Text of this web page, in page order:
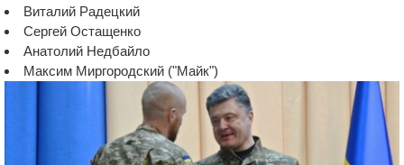
Виталий Радецкий
Сергей Остащенко
Анатолий Недбайло
Максим Миргородский ("Майк")